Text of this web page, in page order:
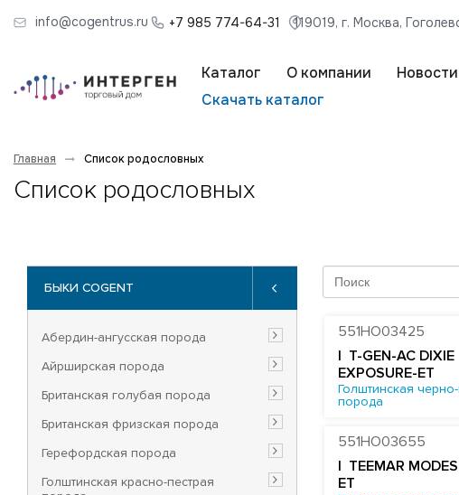
info@cogentrus.ru +7 985 774-64-31 119019, г. Москва,
Каталог О компании Новости
Скачать каталог
Главная Список родословных
Список родословных
БЫКИ COGENT
Абердин-ангусская порода
Айрширская порода
Британская голубая порода
Британская фризская порода
Герефордская порода
Голштинская красно-пестрая
551HO03425
| T-GEN-AC DIXIE
EXPOSURE-ET
Голштинская
порода
551HO03655
| TEEMAR
ET